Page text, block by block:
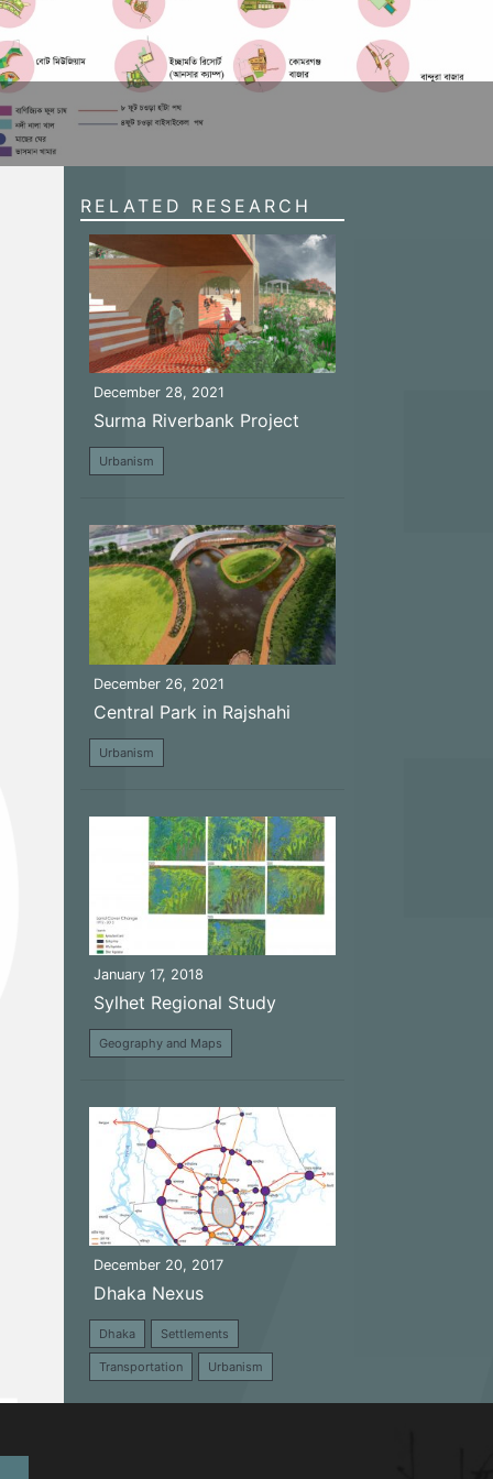
RELATED RESEARCH
December 28, 2021
Surma Riverbank Project
Urbanism
December 26, 2021
Central Park in Rajshahi
Urbanism
January 17, 2018
Sylhet Regional Study
Geography and Maps
December 20, 2017
Dhaka Nexus
Dhaka Settlements
Transportation Urbanism